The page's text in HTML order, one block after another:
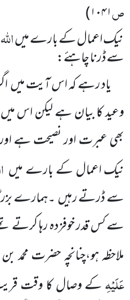
ص۱۰۴۱)
نیک اعمال کے بارے میںاللہ
سے ڈرنا چاہئے:
یاد رہے کہ اس آیت میں
وعید کا بیان ہے لیکن اس میں
بھی عبرتاور نصیحت ہے
نیک اعمال کے بارے میں
سے ڈرتے رہیں۔ہمارے
سے کس قدر خوفزدہ رہا
ملاحظہ ہو،چنانچہ حضرت محمد
عَلَیْہِکے وصال کا وقت